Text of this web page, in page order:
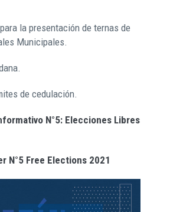
la presentación de ternas de
Municipales.
de cedulación.
N°5: Elecciones Libres
N°5 Free Elections 2021